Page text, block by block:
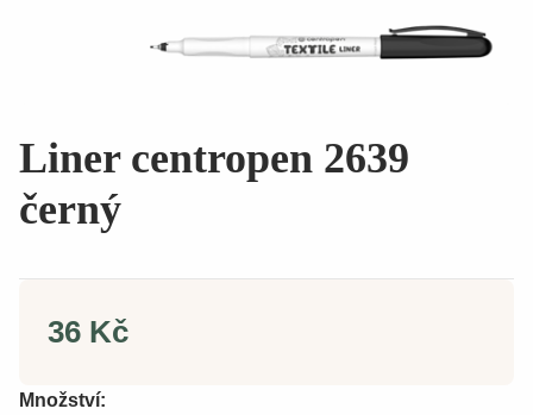
Liner centropen 2639
černý
36 Kč
Množství: